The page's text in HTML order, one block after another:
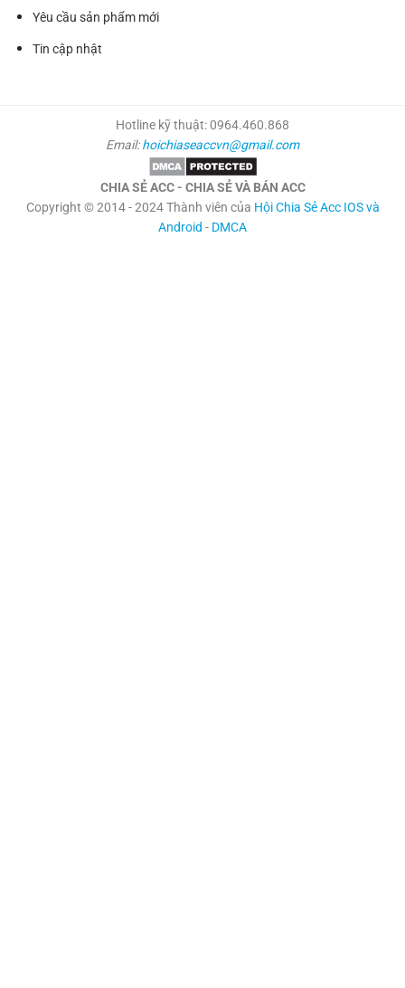
Yêu cầu sản phẩm mới
Tin cập nhật
Hotline kỹ thuật: 0964.460.868
Email:hoichiaseaccvn@gmail.com
CHIA SẺ ACC - CHIA SẺ VÀ BÁN ACC
Copyright © 2014 - 2024 Thành viên của Hội Chia Sẻ Acc IOS và
Android - DMCA